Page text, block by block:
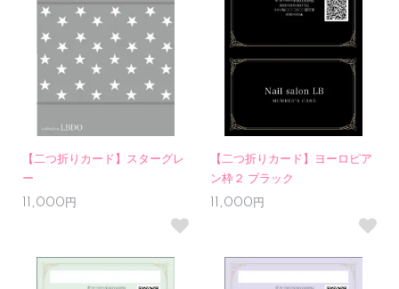
【二つ折りカード】スターグレ
ー
11,000円
【二つ折りカード】ヨーロピア
ン枠２ ブラック
11,000円